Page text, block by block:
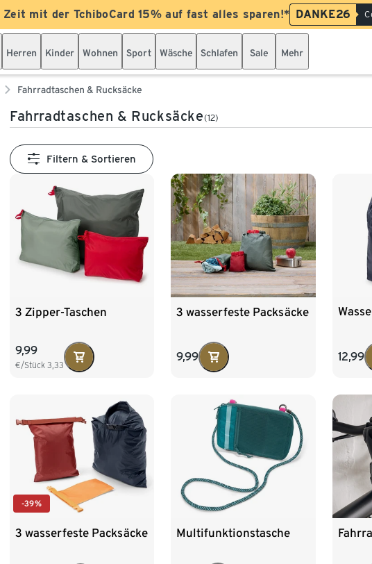
Zeit mit der TchiboCard 15% auf fast alles sparen!* DANKE26
Herren Kinder Wohnen Sport Wäsche Schlafen Sale Mehr
Fahrradtaschen & Rucksäcke
Fahrradtaschen & Rucksäcke(12)
Filtern & Sortieren
3 Zipper-Taschen
9,99
€/Stück 3,33
3 wasserfeste Packsäcke
9,99 12,99
-39%
3 wasserfeste Packsäcke Multifunktionstasche